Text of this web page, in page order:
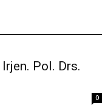
Pol. Drs.
0